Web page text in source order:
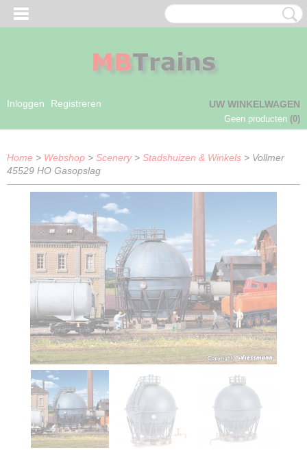
Inloggen Registreren UW WINKELWAGEN
Geen producten (0)
Home > Webshop > Scenery> Stadshuizen & Winkels > Vollmer
45529 HO Gasopslag